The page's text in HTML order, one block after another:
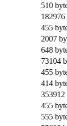
510
182976
455
2007
648
73104
455
414
353912
455
555